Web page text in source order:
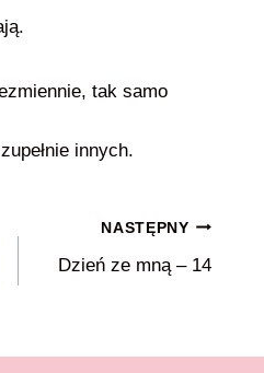
tak samo
innych.
NASTĘPNY
Dzień ze mną – 14